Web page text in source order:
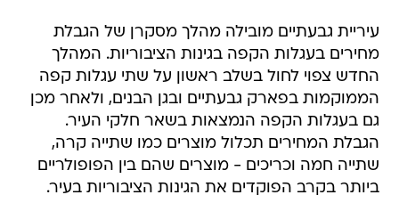
עיריית גבעתיים מובילה מהלך מסקרן של הגבלת
מחירים בעגלות הקפה בגינות הציבוריות. המהלך
החדש צפוי לחול בשלב ראשון על שתי עגלות קפה
הממוקמות בפארק גבעתיים ובגן הבנים, ולאחר מכן
גם בעגלות הקפה הנמצאות בשאר חלקי העיר.
הגבלת המחירים תכלול מוצרים כמו שתייה קרה,
שתייה חמה וכריכים - מוצרים שהם בין הפופולריים
ביותר בקרב הפוקדים את הגינות הציבוריות בעיר.